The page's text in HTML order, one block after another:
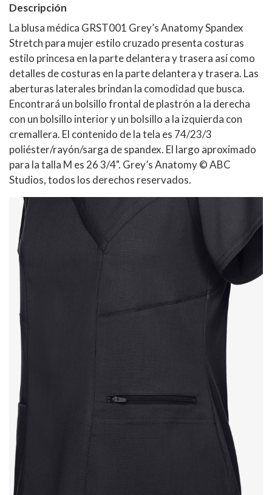
Descripción
La blusa médica GRST001 Grey’s Anatomy Spandex
Stretch para mujer estilo cruzado presenta costuras
estilo princesa en la parte delantera y trasera así como
detalles de costuras en la parte delantera y trasera. Las
aberturas laterales brindan la comodidad que busca.
Encontrará un bolsillo frontal de plastrón a la derecha
con un bolsillo interior y un bolsillo a la izquierda con
cremallera. El contenido de la tela es 74/23/3
poliéster/rayón/sarga de spandex. El largo aproximado
para la talla M es 26 3/4". Grey’s Anatomy © ABC
Studios, todos los derechos reservados.